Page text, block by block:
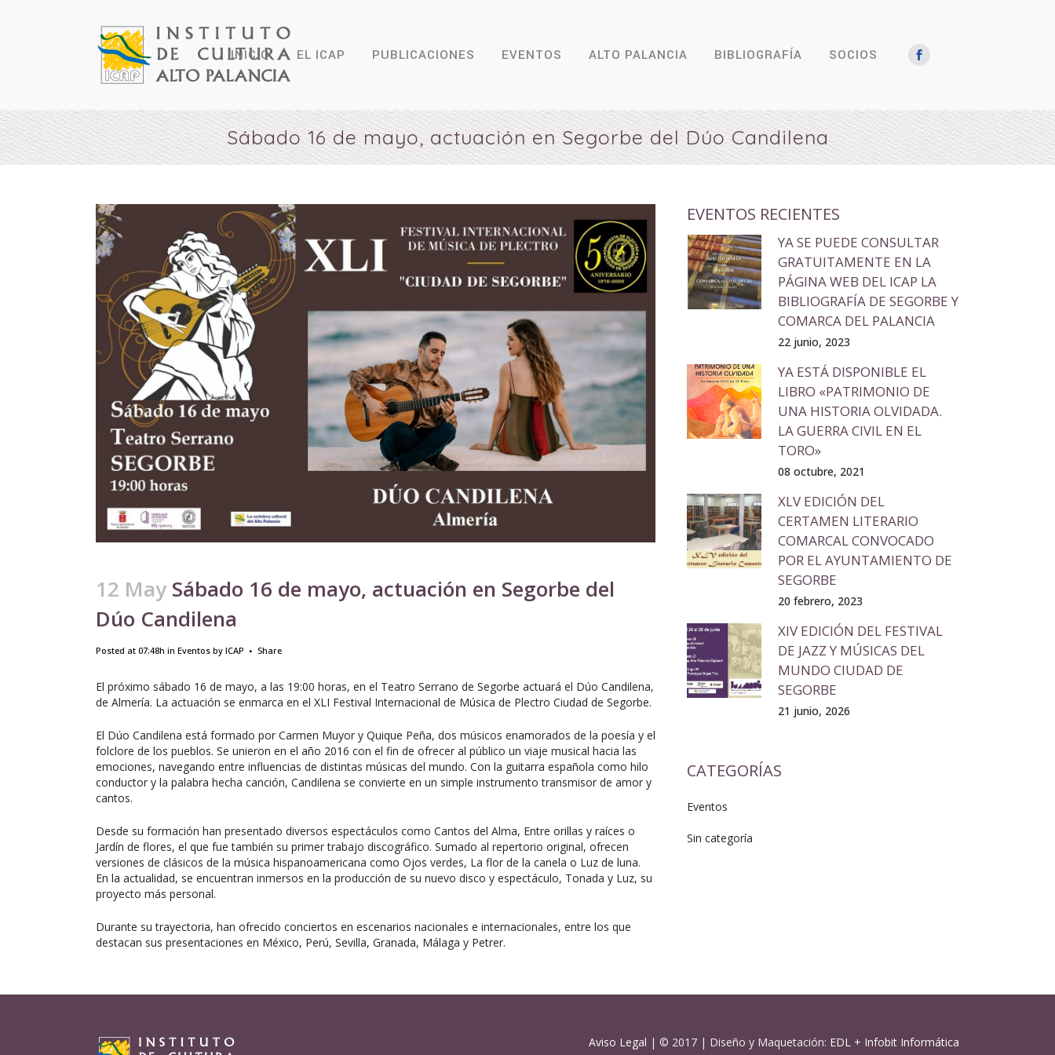
INICIO EL ICAP PUBLICACIONES EVENTOS ALTO PALANCIA BIBLIOGRAFÍA SOCIOS
Sábado 16 de mayo, actuación en Segorbe del Dúo Candilena
12 May Sábado 16 de mayo, actuación en Segorbe del
Dúo Candilena
Posted at 07:48h in Eventos by ICAP Share
El próximo sábado 16 de mayo, a las 19:00 horas, en el Teatro Serrano de Segorbe actuará el Dúo Candilena,
de Almería. La actuación se enmarca en el XLI Festival Internacional de Música de Plectro Ciudad de Segorbe.
El Dúo Candilena está formado por Carmen Muyor y Quique Peña, dos músicos enamorados de la poesía y el
folclore de los pueblos. Se unieron en el año 2016 con el fin de ofrecer al público un viaje musical hacia las
emociones, navegando entre influencias de distintas músicas del mundo. Con la guitarra española como hilo
conductor y la palabra hecha canción, Candilena se convierte en un simple instrumento transmisor de amor y
cantos.
Desde su formación han presentado diversos espectáculos como Cantos del Alma, Entre orillas y raíces o
Jardín de flores, el que fue también su primer trabajo discográfico. Sumado al repertorio original, ofrecen
versiones de clásicos de la música hispanoamericana como Ojos verdes, La flor de la canela o Luz de luna.
En la actualidad, se encuentran inmersos en la producción de su nuevo disco y espectáculo, Tonada y Luz, su
proyecto más personal.
Durante su trayectoria, han ofrecido conciertos en escenarios nacionales e internacionales, entre los que
destacan sus presentaciones en México, Perú, Sevilla, Granada, Málaga y Petrer.
EVENTOS RECIENTES
YA SE PUEDE CONSULTAR
GRATUITAMENTE EN LA
PÁGINA WEB DEL ICAP LA
BIBLIOGRAFÍA DE SEGORBE Y
COMARCA DEL PALANCIA
22 junio, 2023
YA ESTÁ DISPONIBLE EL
LIBRO «PATRIMONIO DE
UNA HISTORIA OLVIDADA.
LA GUERRA CIVIL EN EL
TORO»
08 octubre, 2021
XLV EDICIÓN DEL
CERTAMEN LITERARIO
COMARCAL CONVOCADO
POR EL AYUNTAMIENTO DE
SEGORBE
20 febrero, 2023
XIV EDICIÓN DEL FESTIVAL
DE JAZZ Y MÚSICAS DEL
MUNDO CIUDAD DE
SEGORBE
21 junio, 2026
CATEGORÍAS
Eventos
Sin categoría
Aviso Legal | © 2017 | Diseño y Maquetación: EDL + Infobit Informática